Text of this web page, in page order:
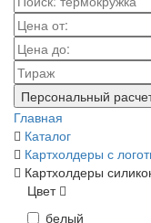
Персональный
Главная
Каталог
Картхолдеры с
Картхолдеры
Цвет
белый